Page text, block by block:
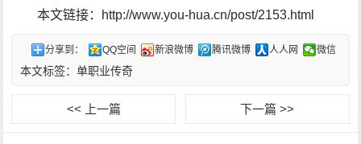
本文链接：http://www.you-hua.cn/post/2153.html
分享到： QQ空间 新浪微博 腾讯微博 人人网 微信
本文标签：单职业传奇
<< 上一篇 下一篇 >>